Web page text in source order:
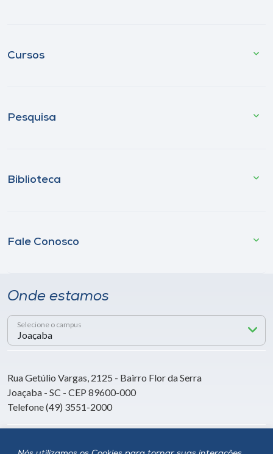
Cursos
Pesquisa
Biblioteca
Fale Conosco
Onde estamos
Selecione o campus
Rua Getúlio Vargas, 2125 - Bairro Flor da Serra
Joaçaba - SC - CEP 89600-000
Telefone (49) 3551-2000
Siga a Unoesc